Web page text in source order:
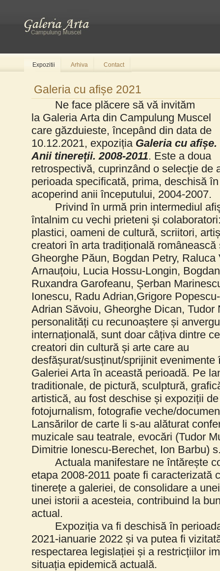
Expozitii Arhiva Contact
Galeria cu afișe 2021
Ne face plăcere să vă invităm
la GaleriaArta din Campulung Muscel
care găzduieste, începând din data de
10.12.2021, expoziția Galeria cu afișe.
Anii tinereții. 2008-2011. Este a doua
retrospectivă, cuprinzând o selecție de
perioada specificată, prima, deschisă
acoperind anii începutului, 2004-2007.
Privind în urmă prin intermediul
întalnim cu vechi prieteni și
plastici, oameni de cultură, scriitori,
creatori în arta tradițională
Gheorghe Păun, Bogdan Petry, Raluca
Arnauțoiu, Lucia Hossu-Longin,
Ruxandra Garofeanu, Șerban
Ionescu, Radu Adrian,Grigore
Adrian Săvoiu, Gheorghe Dican, Tudor
personalități cu recunoaștere și
internațională, sunt doar câțiva dintre
creatori din cultură și arte care au
desfășurat/susținut/sprijinit evenimente
Galeriei Arta în această perioadă. Pe
traditionale, de pictură, sculptură,
artistică, au fost deschise și expoziții
fotojurnalism, fotografie veche/
Lansărilor de carte li s-au alăturat
muzicale sau teatrale, evocări (Tudor
Dimitrie Ionescu-Berechet, Ion Barbu)
Actuala manifestare ne întărește
etapa 2008-2011 poate fi caracterizată
tinerețe a galeriei, de consolidare a
unei istorii a acesteia, contribuind la
actual.
Expoziția va fi deschisă în
2021-ianuarie 2022 și va putea fi
respectarea legislației și a restricțiilor
situația epidemică actuală.